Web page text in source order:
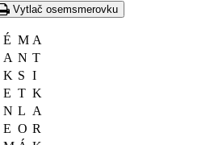
Vytlač osemsmerovku
É M A
A N T
K S I
E T K
N L A
E O R